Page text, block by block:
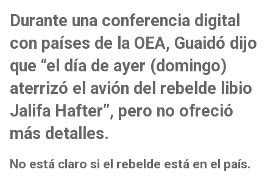
Durante una conferencia digital
con países de la OEA, Guaidó dijo
que “el día de ayer (domingo)
aterrizó el avión del rebelde libio
Jalifa Hafter”, pero no ofreció
más detalles.
No está claro si el rebelde está en el país.